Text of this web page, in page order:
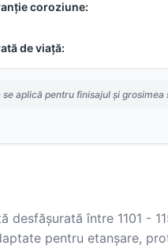
coroziune:
de viață:
se aplică pentru finisajul și grosimea
între 1101 -
pentru etanșare,